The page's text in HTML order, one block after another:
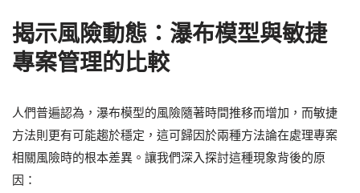
揭示風險動態：瀑布模型與敏捷
專案管理的比較
人們普遍認為，瀑布模型的風險隨著時間推移而增加，而敏捷
方法則更有可能趨於穩定，這可歸因於兩種方法論在處理專案
相關風險時的根本差異。讓我們深入探討這種現象背後的原
因：